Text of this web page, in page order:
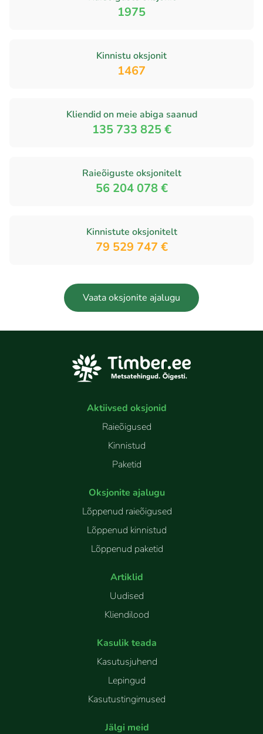
1975
Kinnistu oksjonit
1467
Kliendid on meie abiga saanud
135 733 825 €
Raieõiguste oksjonitelt
56 204 078 €
Kinnistute oksjonitelt
79 529 747 €
Vaata oksjonite ajalugu
Aktiivsed oksjonid
Raieõigused
Kinnistud
Paketid
Oksjonite ajalugu
Lõppenud raieõigused
Lõppenud kinnistud
Lõppenud paketid
Artiklid
Uudised
Kliendilood
Kasulik teada
Kasutusjuhend
Lepingud
Kasutustingimused
Jälgi meid